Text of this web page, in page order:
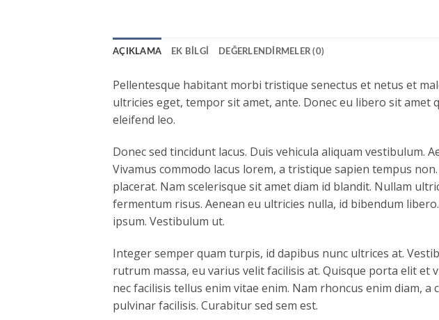
AÇIKLAMA EK BILGI DEĞERLENDIRMELER (0)
Pellentesque habitant morbi tristique senectus et netus et
ultricies eget, tempor sit amet, ante. Donec eu libero sit amet
eleifend leo.
Donec sed tincidunt lacus. Duis vehicula aliquam vestibulum.
Vivamus commodo lacus lorem, a tristique sapien tempus
placerat. Nam scelerisque sit amet diam id blandit. Nullam
fermentum risus. Aenean eu ultricies nulla, id bibendum
ipsum. Vestibulum ut.
Integer semper quam turpis, id dapibus nunc ultrices at.
rutrum massa, eu varius velit facilisis at. Quisque porta elit
nec facilisis tellus enim vitae enim. Nam rhoncus enim diam,
pulvinar facilisis. Curabitur sed sem est.